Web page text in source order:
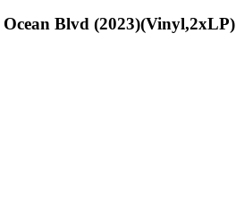
Blvd (2023)(Vinyl,2xLP)